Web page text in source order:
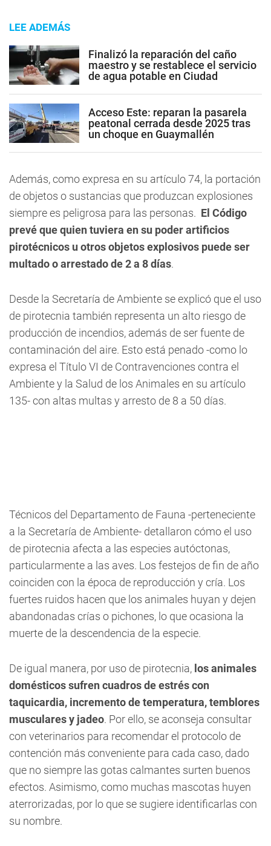
LEE ADEMÁS
Finalizó la reparación del caño
maestro y se restablece el servicio
de agua potable en Ciudad
Acceso Este: reparan la pasarela
peatonal cerrada desde 2025 tras
un choque en Guaymallén
Además, como expresa en su artículo 74, la portación
de objetos o sustancias que produzcan explosiones
siempre es peligrosa para las personas. El Código
prevé que quien tuviera en su poder artificios
pirotécnicos u otros objetos explosivos puede ser
multado o arrestado de 2 a 8 días.
Desde la Secretaría de Ambiente se explicó que el uso
de pirotecnia también representa un alto riesgo de
producción de incendios, además de ser fuente de
contaminación del aire. Esto está penado -como lo
expresa el Título VI de Contravenciones contra el
Ambiente y la Salud de los Animales en su artículo
135- con altas multas y arresto de 8 a 50 días.
Técnicos del Departamento de Fauna -perteneciente
a la Secretaría de Ambiente- detallaron cómo el uso
de pirotecnia afecta a las especies autóctonas,
particularmente a las aves. Los festejos de fin de año
coinciden con la época de reproducción y cría. Los
fuertes ruidos hacen que los animales huyan y dejen
abandonadas crías o pichones, lo que ocasiona la
muerte de la descendencia de la especie.
De igual manera, por uso de pirotecnia, los animales
domésticos sufren cuadros de estrés con
taquicardia, incremento de temperatura, temblores
musculares y jadeo. Por ello, se aconseja consultar
con veterinarios para recomendar el protocolo de
contención más conveniente para cada caso, dado
que no siempre las gotas calmantes surten buenos
efectos. Asimismo, como muchas mascotas huyen
aterrorizadas, por lo que se sugiere identificarlas con
su nombre.